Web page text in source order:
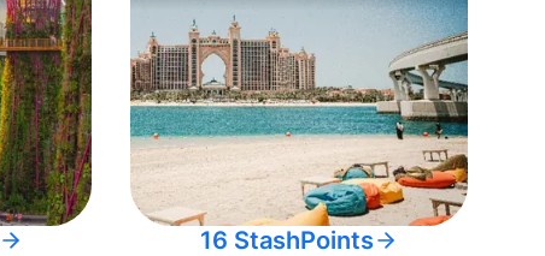
16 StashPoints